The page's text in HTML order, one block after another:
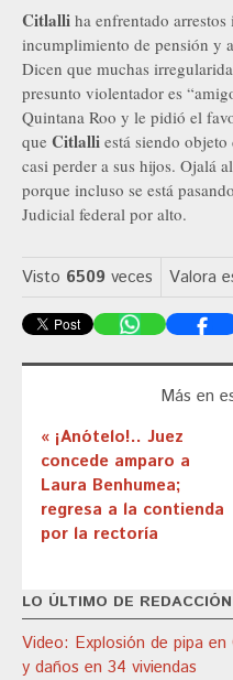
Citlalli ha enfrentado
incumplimiento de pensión y
Dicen que muchas
presunto violentador es
Quintana Roo y le pidió el
que Citlalli está siendo
casi perder a sus hijos. Ojalá
porque incluso se está
Judicial federal por alto.
Visto 6509 veces Valora
Más en
« ¡Anótelo!.. Juez
concede amparo a
Laura Benhumea;
regresa a la contienda
por la rectoría
LO ÚLTIMO DE REDACCIÓN
Video: Explosión de pipa en
y daños en 34 viviendas